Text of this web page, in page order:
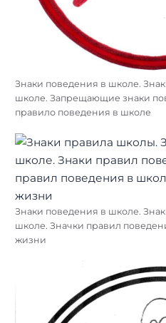
Знаки поведения в школе.
школе. Запрещающие знаки
правило поведения в школе
Знаки поведения в школе.
школе. Значки правил
жизни